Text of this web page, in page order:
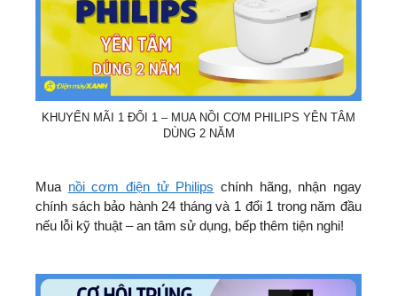
KHUYẾN MÃI 1 ĐỔI 1 – MUA NỒI CƠM PHILIPS YÊN TÂM
DÙNG 2 NĂM
Mua nồi cơm điện tử Philips chính hãng, nhận ngay
chính sách bảo hành 24 tháng và 1 đổi 1 trong năm đầu
nếu lỗi kỹ thuật – an tâm sử dụng, bếp thêm tiện nghi!